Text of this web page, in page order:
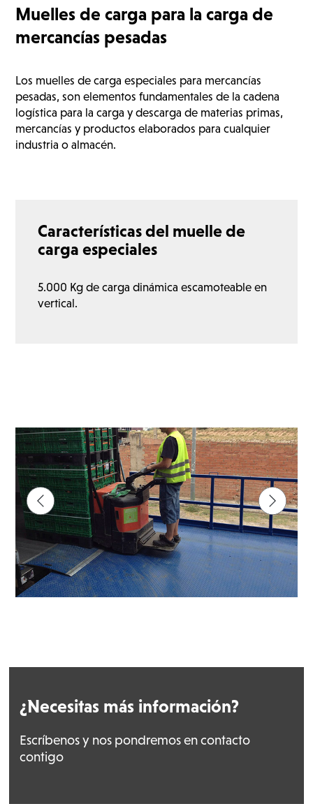
Muelles de carga para la carga de
mercancías pesadas
Los muelles de carga especiales para mercancías
pesadas, son elementos fundamentales de la cadena
logística para la carga y descarga de materias primas,
mercancías y productos elaborados para cualquier
industria o almacén.
Características del muelle de
carga especiales
5.000 Kg de carga dinámica escamoteable en
vertical.
¿Necesitas más información?
Escríbenos y nos pondremos en contacto
contigo